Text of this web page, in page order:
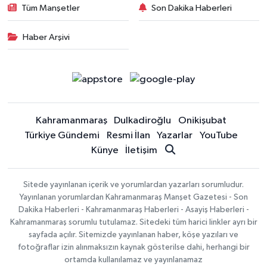
Tüm Manşetler Son Dakika Haberleri
Haber Arşivi
Kahramanmaraş Dulkadiroğlu
Onikişubat
Türkiye Gündemi
Resmi İlan Yazarlar
YouTube
Künye
İletişim
Sitede yayınlanan içerik ve yorumlardan yazarları sorumludur.
Yayınlanan yorumlardan Kahramanmaraş Manşet Gazetesi - Son
Dakika Haberleri - Kahramanmaraş Haberleri - Asayiş Haberleri -
Kahramanmaraş sorumlu tutulamaz. Sitedeki tüm harici linkler ayrı bir
sayfada açılır. Sitemizde yayınlanan haber, köşe yazıları ve
fotoğraflar izin alınmaksızın kaynak gösterilse dahi, herhangi bir
ortamda kullanılamaz ve yayınlanamaz